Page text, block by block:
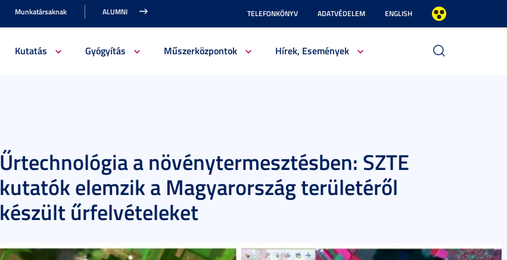
Munkatársaknak ALUMNI TELEFONKÖNYV ADATVÉDELEM ENGLISH
Kutatás Gyógyítás Műszerközpontok Hírek, Események
Űrtechnológia a növénytermesztésben: SZTE
kutatók elemzik a Magyarország területéről
készült űrfelvételeket